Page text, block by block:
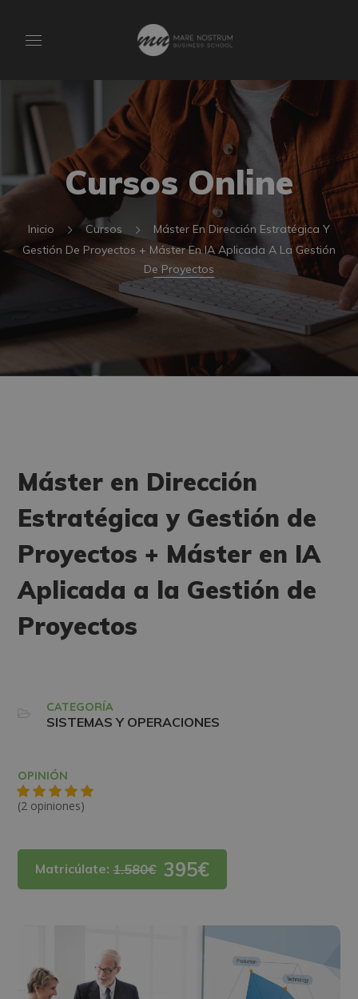
Cursos Online
Inicio Cursos
Máster En Dirección Estratégica Y
Gestión De Proyectos + Máster En IA Aplicada A La Gestión
De Proyectos
Máster en Dirección
Estratégica y Gestión de
Proyectos + Máster en IA
Aplicada a la Gestión de
Proyectos
CATEGORÍA
SISTEMAS Y OPERACIONES
OPINIÓN
(2 opiniones)
Matricúlate:1.580€ 395€